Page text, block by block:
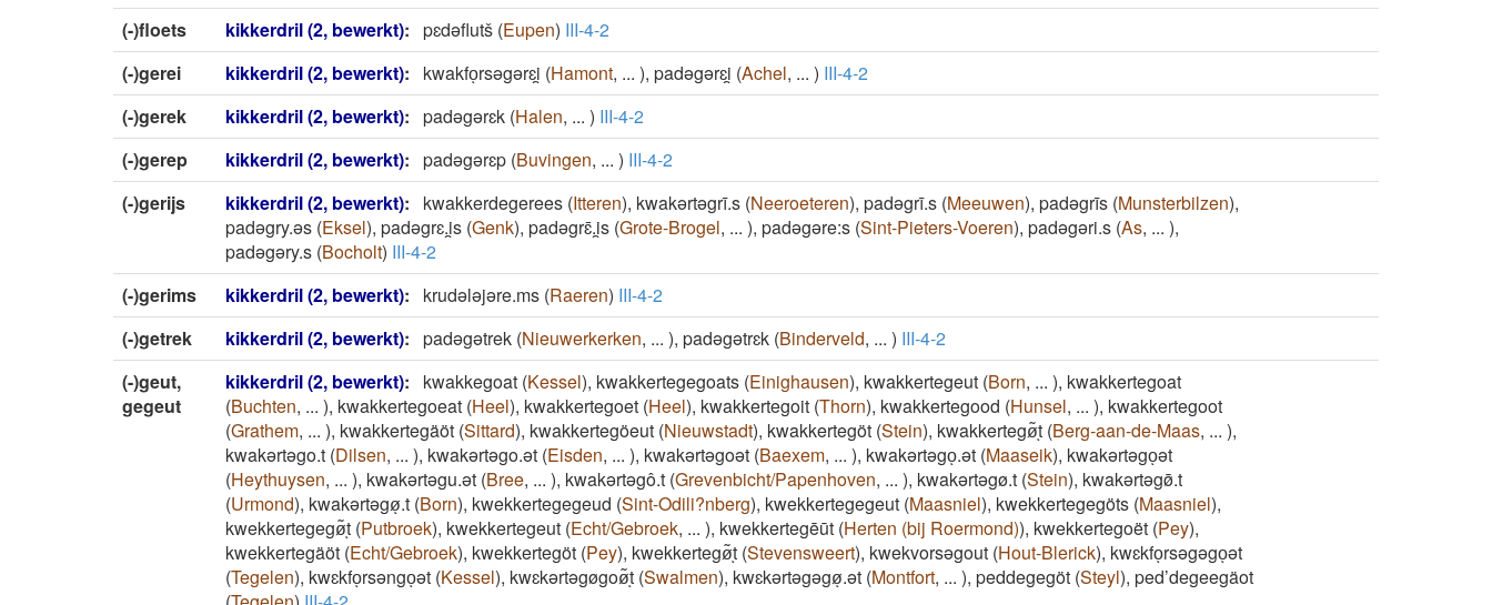
(-)floets
kikkerdril (2, bewerkt): pɛdəflutš (Eupen) III-4-2
(-)gerei
kikkerdril (2, bewerkt): kwakfoͅrsəgərɛi̯ (Hamont, ... ), padəgərɛi̯ (Achel, ... ) III-4-2
(-)gerek
kikkerdril (2, bewerkt): padəgərɛk (Halen, ... ) III-4-2
(-)gerep
kikkerdril (2, bewerkt): padəgərɛp (Buvingen, ... ) III-4-2
(-)gerijs
kikkerdril (2, bewerkt): kwakkerdegerees (Itteren), kwakərtəgrī.s (Neeroeteren), padəgrī.s (Meeuwen), padəgrīs (Munsterbilzen),
padəgry.əs (Eksel), padəgrɛ.i̯s (Genk), padəgrɛ̄.i̯s (Grote-Brogel, ... ), padəgəre:s (Sint-Pieters-Voeren), padəgəri.s (As, ... ),
padəgəry.s (Bocholt) III-4-2
(-)gerims
kikkerdril (2, bewerkt): krudələjəre.ms (Raeren) III-4-2
(-)getrek
kikkerdril (2, bewerkt): padəgətrek (Nieuwerkerken, ... ), padəgətrɛk (Binderveld, ... ) III-4-2
(-)geut,
gegeut
kikkerdril (2, bewerkt): kwakkegoat (Kessel), kwakkertegegoats (Einighausen), kwakkertegeut (Born, ... ), kwakkertegoat
(Buchten, ... ), kwakkertegoeat (Heel), kwakkertegoet (Heel), kwakkertegoit (Thorn), kwakkertegood (Hunsel, ... ), kwakkertegoot
(Grathem, ... ), kwakkertegäöt (Sittard), kwakkertegöeut (Nieuwstadt), kwakkertegöt (Stein), kwakkertegø͂ͅt (Berg-aan-de-Maas, ... ),
kwakərtəgo.t (Dilsen, ... ), kwakərtəgo.ət (Eisden, ... ), kwakərtəgoət (Baexem, ... ), kwakərtəgoͅ.ət (Maaseik), kwakərtəgoͅət
(Heythuysen, ... ), kwakərtəgu.ət (Bree, ... ), kwakərtəgô.t (Grevenbicht/Papenhoven, ... ), kwakərtəgø.t (Stein), kwakərtəgø̄.t
(Urmond), kwakərtəgøͅ.t (Born), kwekkertegegeud (Sint-Odili?nberg), kwekkertegegeut (Maasniel), kwekkertegegöts (Maasniel),
kwekkertegegø͂ͅt (Putbroek), kwekkertegeut (Echt/Gebroek, ... ), kwekkertegēūt (Herten (bij Roermond)), kwekkertegoët (Pey),
kwekkertegäöt (Echt/Gebroek), kwekkertegöt (Pey), kwekkertegø͂ͅt (Stevensweert), kwekvorsəgout (Hout-Blerick), kwɛkfoͅrsəgəgoͅət
(Tegelen), kwɛkfoͅrsəngoͅət (Kessel), kwɛkərtəgøgoø͂ͅt (Swalmen), kwɛkərtəgəgøͅ.ət (Montfort, ... ), peddegegöt (Steyl), ped’degeegäot